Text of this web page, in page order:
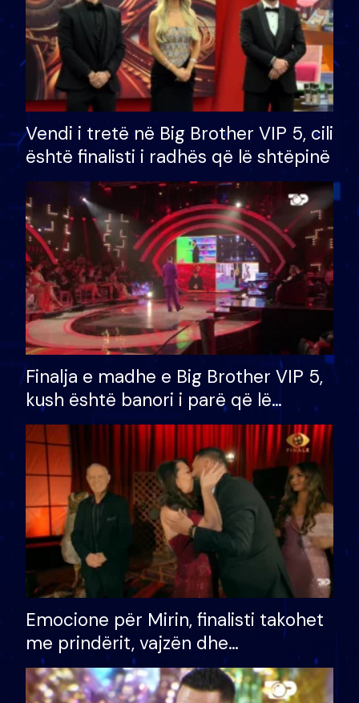
Vendi i tretë në Big Brother VIP 5, cili
është finalisti i radhës që lë shtëpinë
Finalja e madhe e Big Brother VIP 5,
kush është banori i parë që lë
shtëpinë dhe humb mundësinë për
të fituar çmimin e madh
Emocione për Mirin, finalisti takohet
me prindërit, vajzën dhe
bashkëshorten: S’kemi ndonjë letër
divorci apo jo?